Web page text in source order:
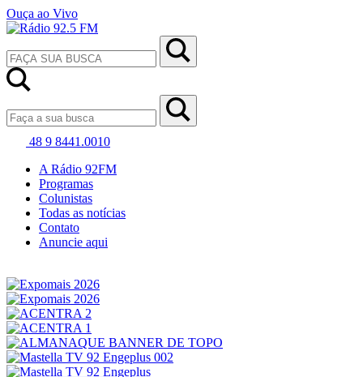
Ouça ao Vivo
48 9 8441.0010
A Rádio 92FM
Programas
Colunistas
Todas as notícias
Contato
Anuncie aqui